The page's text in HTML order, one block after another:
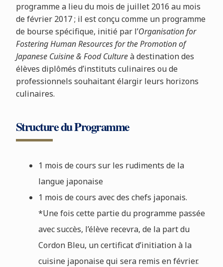
programme a lieu du mois de juillet 2016 au mois
de février 2017 ; il est conçu comme un programme
de bourse spécifique, initié par l’Organisation for
Fostering Human Resources for the Promotion of
Japanese Cuisine & Food Cultureà destination des
élèves diplômés d’instituts culinaires ou de
professionnels souhaitant élargir leurs horizons
culinaires.
Structure du Programme
1 mois de cours sur les rudiments de la
langue japonaise
1 mois de cours avec des chefs japonais.
*Une fois cette partie du programme passée
avec succès, l’élève recevra, de la part du
Cordon Bleu, un certificat d’initiation à la
cuisine japonaise qui sera remis en février.